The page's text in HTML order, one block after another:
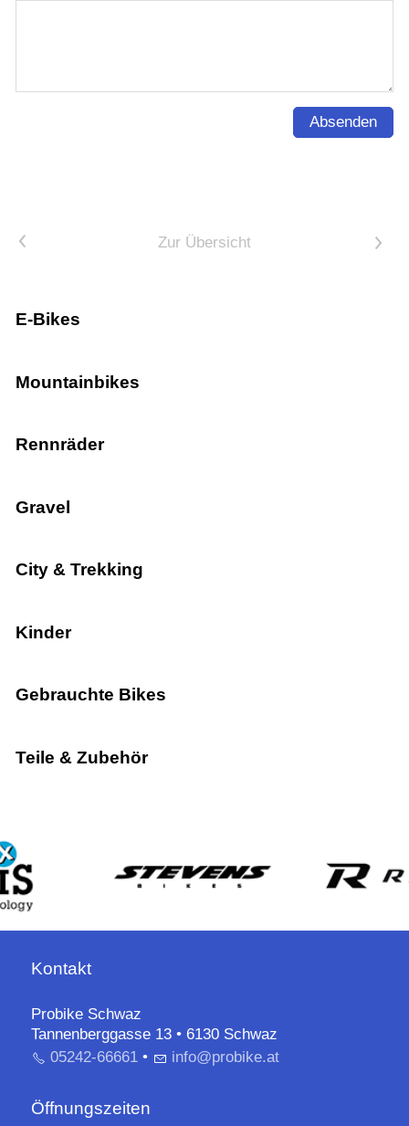
Absenden
< Zur Übersicht >
E-Bikes
Mountainbikes
Rennräder
Gravel
City & Trekking
Kinder
Gebrauchte Bikes
Teile & Zubehör
Kontakt
Probike Schwaz
Tannenberggasse 13 • 6130 Schwaz
05242-66661 • nf pr b k t
Öffnungszeiten